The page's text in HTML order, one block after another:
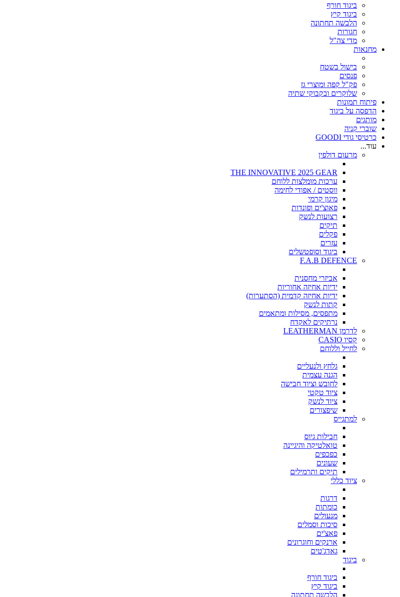
ביגוד חורף
ביגוד קיץ
הלבשה תחתונה
חגורות
מדי צה"ל
מחנאות
בישול בשטח
פנסים
פק"ל קפה ומוצרי גז
שלוקרים ובקבוקי שתיה
פיתוח תמונות
הדפסה על ביגוד
מותגים
שוברי קניה
כרטיסי גודי GOODI
עוד...
מרעום דולפין
THE INNOVATIVE 2025 GEAR
ערכות מומלצות ללוחם
ווסטים / אפודי לחימה
מיגון קרמי
פאוצ'ים ופונדות
רצועות לנשק
תיקים
פקלים
עזרים
ביגוד וסופטשלים
F.A.B DEFENCE
אביזרי מחסנית
ידיות אחיזה אחוריות
ידיות אחיזה קדמית (הסתערות)
קתות לנשק
מתפסים, מסילות ומתאמים
נרתיקים לאקדח
לדרמן LEATHERMAN
קסיו CASIO
לחייל וללוחם
גלחץ ולנעליים
הגנה עצמית
לחובש וציוד חבישה
ציוד טקטי
ציוד לנשק
שיפצורים
למתגייס
חבילות גיוס
טואלטיקה והיגיינה
כפכפים
שעונים
תיקים ותרמילים
ציוד כללי
דרגות
כומתות
מנעולים
סיכות וסמלים
פאצ'ים
ארנקים וחוגרונים
גאדג'טים
ביגוד
ביגוד חורף
ביגוד קיץ
הלבשה תחתונה